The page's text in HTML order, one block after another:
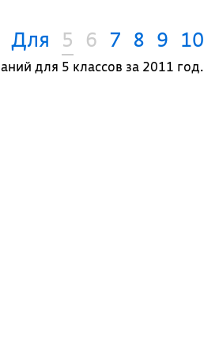
Для 5 6 7 8 9 10
для 5 классов за 2011 год.